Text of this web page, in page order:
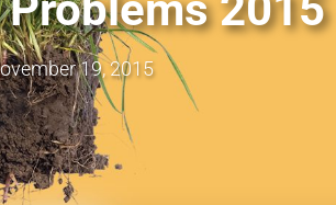
19, 2015